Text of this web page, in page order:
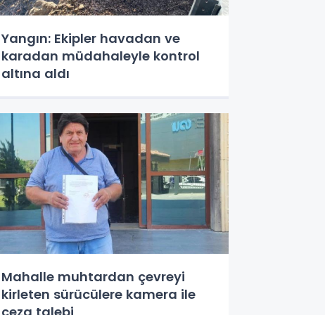
Yangın: Ekipler havadan ve
karadan müdahaleyle kontrol
altına aldı
Mahalle muhtardan çevreyi
kirleten sürücülere kamera ile